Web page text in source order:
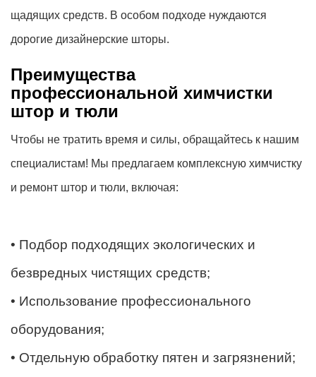
щадящих средств. В особом подходе нуждаются
дорогие дизайнерские шторы.
Преимущества
профессиональной химчистки
штор и тюли
Чтобы не тратить время и силы, обращайтесь к нашим
специалистам! Мы предлагаем комплексную химчистку
и ремонт штор и тюли, включая:
• Подбор подходящих экологических и
безвредных чистящих средств;
• Использование профессионального
оборудования;
• Отдельную обработку пятен и загрязнений;